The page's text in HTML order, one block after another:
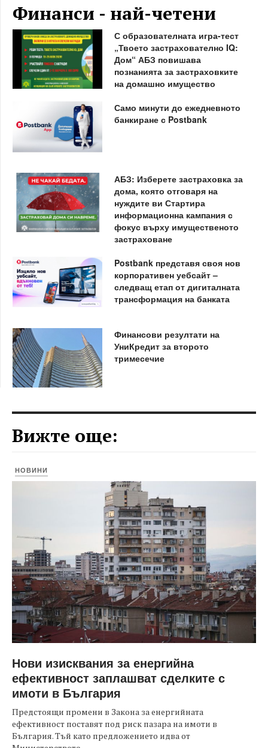
Финанси - най-четени
С образователната игра-тест
„Твоето застрахователно IQ:
Дом“ АБЗ повишава
познанията за застраховките
на домашно имущество
Само минути до ежедневното
банкиране с Postbank
АБЗ: Изберете застраховка за
дома, която отговаря на
нуждите ви Стартира
информационна кампания с
фокус върху имущественото
застраховане
Postbank представя своя нов
корпоративен уебсайт –
следващ етап от дигиталната
трансформация на банката
Финансови резултати на
УниКредит за второто
тримесечие
Вижте още:
НОВИНИ
Нови изисквания за енергийна
ефективност заплашват сделките с
имоти в България
Предстоящи промени в Закона за енергийната
ефективност поставят под риск пазара на имоти в
България. Тъй като предложението идва от